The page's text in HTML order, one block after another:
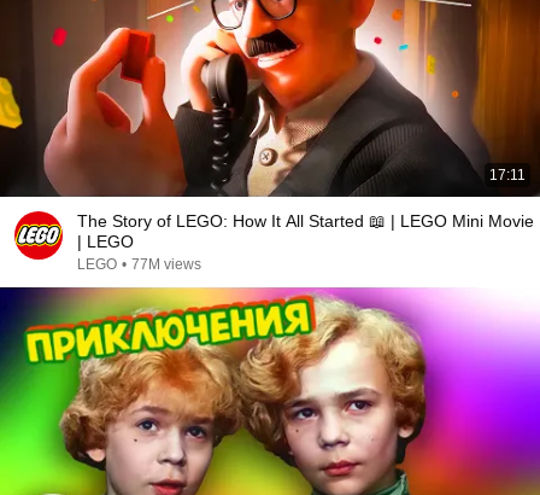
17:11
The Story of LEGO: How It All Started 📖 | LEGO Mini Movie
| LEGO
LEGO • 77M views